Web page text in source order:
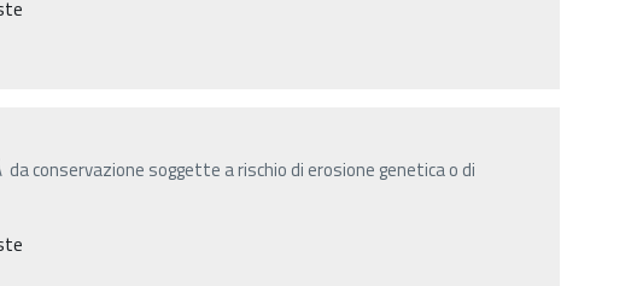
conservazione soggette a rischio di erosione genetica o di